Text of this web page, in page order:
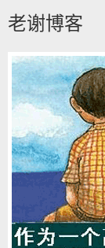
老谢博客